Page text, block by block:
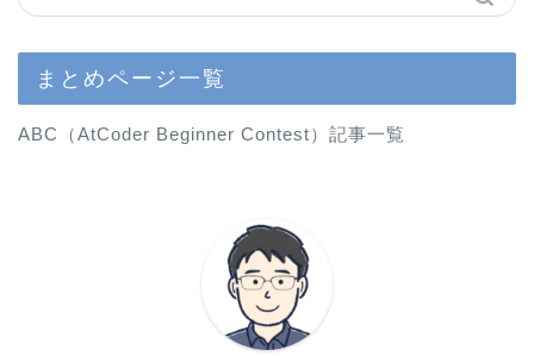
まとめページ一覧
ABC（AtCoder Beginner Contest）記事一覧